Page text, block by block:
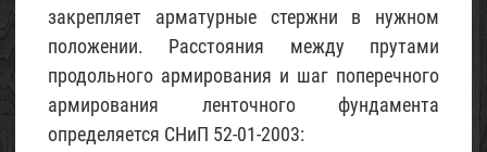
закрепляет арматурные стержни в нужном
положении. Расстояния между прутами
продольного армирования и шаг поперечного
армирования ленточного фундамента
определяется СНиП 52-01-2003: